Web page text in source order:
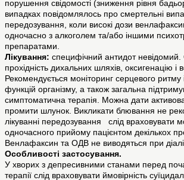
порушення свідомості (зниження рівня
випадках повідомлялось про смертельні
передозування, коли високі дози
одночасно з алкоголем та/або іншими
препаратами.
Лікування: специфічний антидот невідомий.
прохідність дихальних шляхів, оксигенацію і
Рекомендується моніторинг серцевого
функцій організму, а також загальна
симптоматична терапія. Можна дати
промити шлунок. Викликати блювання не
лікуванні передозування слід враховувати
одночасного прийому пацієнтом декількох
Венлафаксин та ОДВ не виводяться при
Особливості застосування.
У хворих з депресивними станами перед
терапії слід враховувати ймовірність